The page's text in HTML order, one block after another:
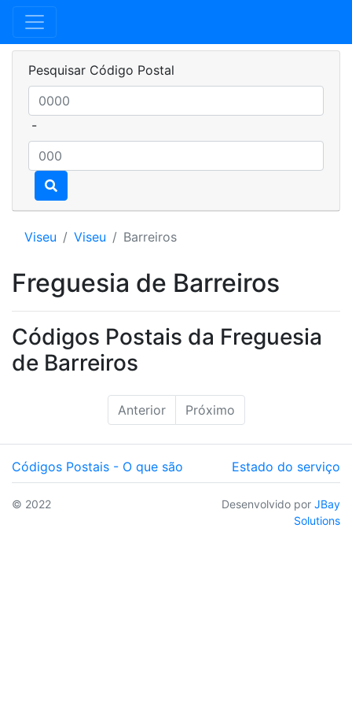
Pesquisar Código Postal
-
Viseu Viseu Barreiros
Freguesia de Barreiros
Códigos Postais da Freguesia
de Barreiros
Anterior Próximo
Códigos Postais - O que são Estado do serviço
© 2022 Desenvolvido por JBay
Solutions